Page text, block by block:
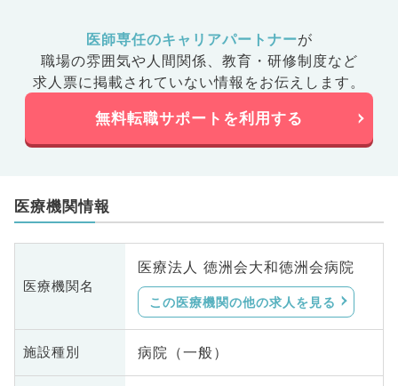
医師専任のキャリアパートナーが
職場の雰囲気や人間関係、 教育・研修制度など
求人票に掲載されていない情報をお伝えします。
無料転職サポートを利用する
医療機関情報
医療機関名
医療法人 徳洲会大和徳洲会病院
この医療機関の他の求人を見る
施設種別 病院（一般）